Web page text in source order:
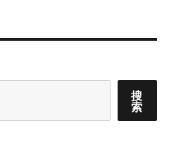
如
止
安
搜
索